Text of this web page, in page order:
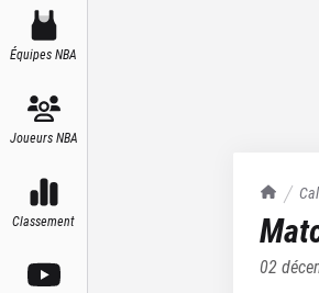
Équipes NBA
Joueurs NBA
Classement
02